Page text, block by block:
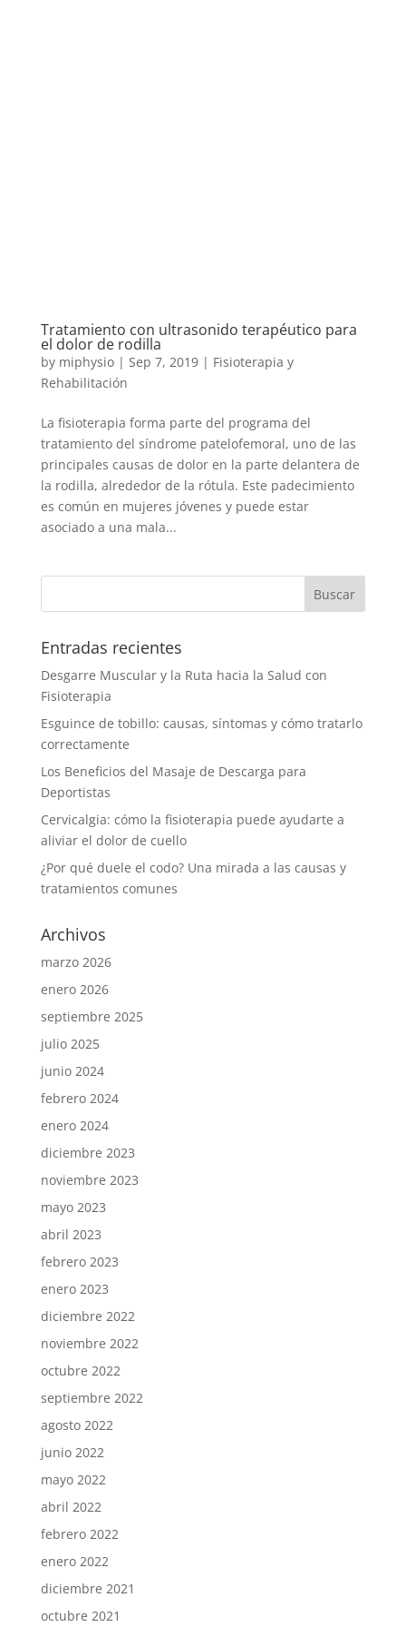
Tratamiento con ultrasonido terapéutico para
el dolor de rodilla
by miphysio| Sep 7, 2019| Fisioterapia y
Rehabilitación
La fisioterapia forma parte del programa del
tratamiento del síndrome patelofemoral, uno de las
principales causas de dolor en la parte delantera de
la rodilla, alrededor de la rótula. Este padecimiento
es común en mujeres jóvenes y puede estar
asociado a una mala...
Entradas recientes
Desgarre Muscular y la Ruta hacia la Salud con
Fisioterapia
Esguince de tobillo: causas, síntomas y cómo tratarlo
correctamente
Los Beneficios del Masaje de Descarga para
Deportistas
Cervicalgia: cómo la fisioterapia puede ayudarte a
aliviar el dolor de cuello
¿Por qué duele el codo? Una mirada a las causas y
tratamientos comunes
Archivos
marzo 2026
enero 2026
septiembre 2025
julio 2025
junio 2024
febrero 2024
enero 2024
diciembre 2023
noviembre 2023
mayo 2023
abril 2023
febrero 2023
enero 2023
diciembre 2022
noviembre 2022
octubre 2022
septiembre 2022
agosto 2022
junio 2022
mayo 2022
abril 2022
febrero 2022
enero 2022
diciembre 2021
octubre 2021